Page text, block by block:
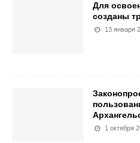
Для
созданы
13 января
1 октября